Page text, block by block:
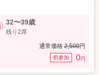
32〜39歳
残り2席
通常価格 2,500円
初参加 0円